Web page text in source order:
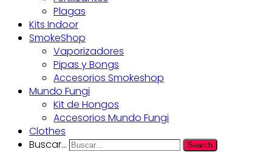
Plagas
Kits Indoor
SmokeShop
Vaporizadores
Pipas y Bongs
Accesorios Smokeshop
Mundo Fungi
Kit de Hongos
Accesorios Mundo Fungi
Clothes
Buscar...
Search